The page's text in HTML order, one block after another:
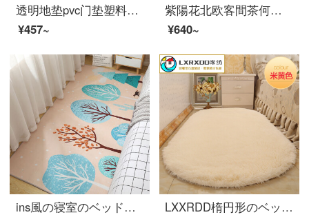
透明地垫pvc门垫塑料木地板保护垫膜进门客厅家用防水滑垫子 透明1.5mm 100*100【大尺寸可随意裁剪】
¥457~
紫陽花北欧客間茶何小絨毯寝室のベッドのそばに畳が敷いてあります。
¥640~
ins風の寝室のベッドサイドの絨毯は可愛いです。ベッドの下には小さな絨毯があります。
LXXRDD楕円形のベッドサイドの絨毯のベッドルームの少女のベッドサイドの小さい絨毯の客間の茶室はいっぱいベランダの米の黄色の63*160 cmを敷きます【厚い楕円形】